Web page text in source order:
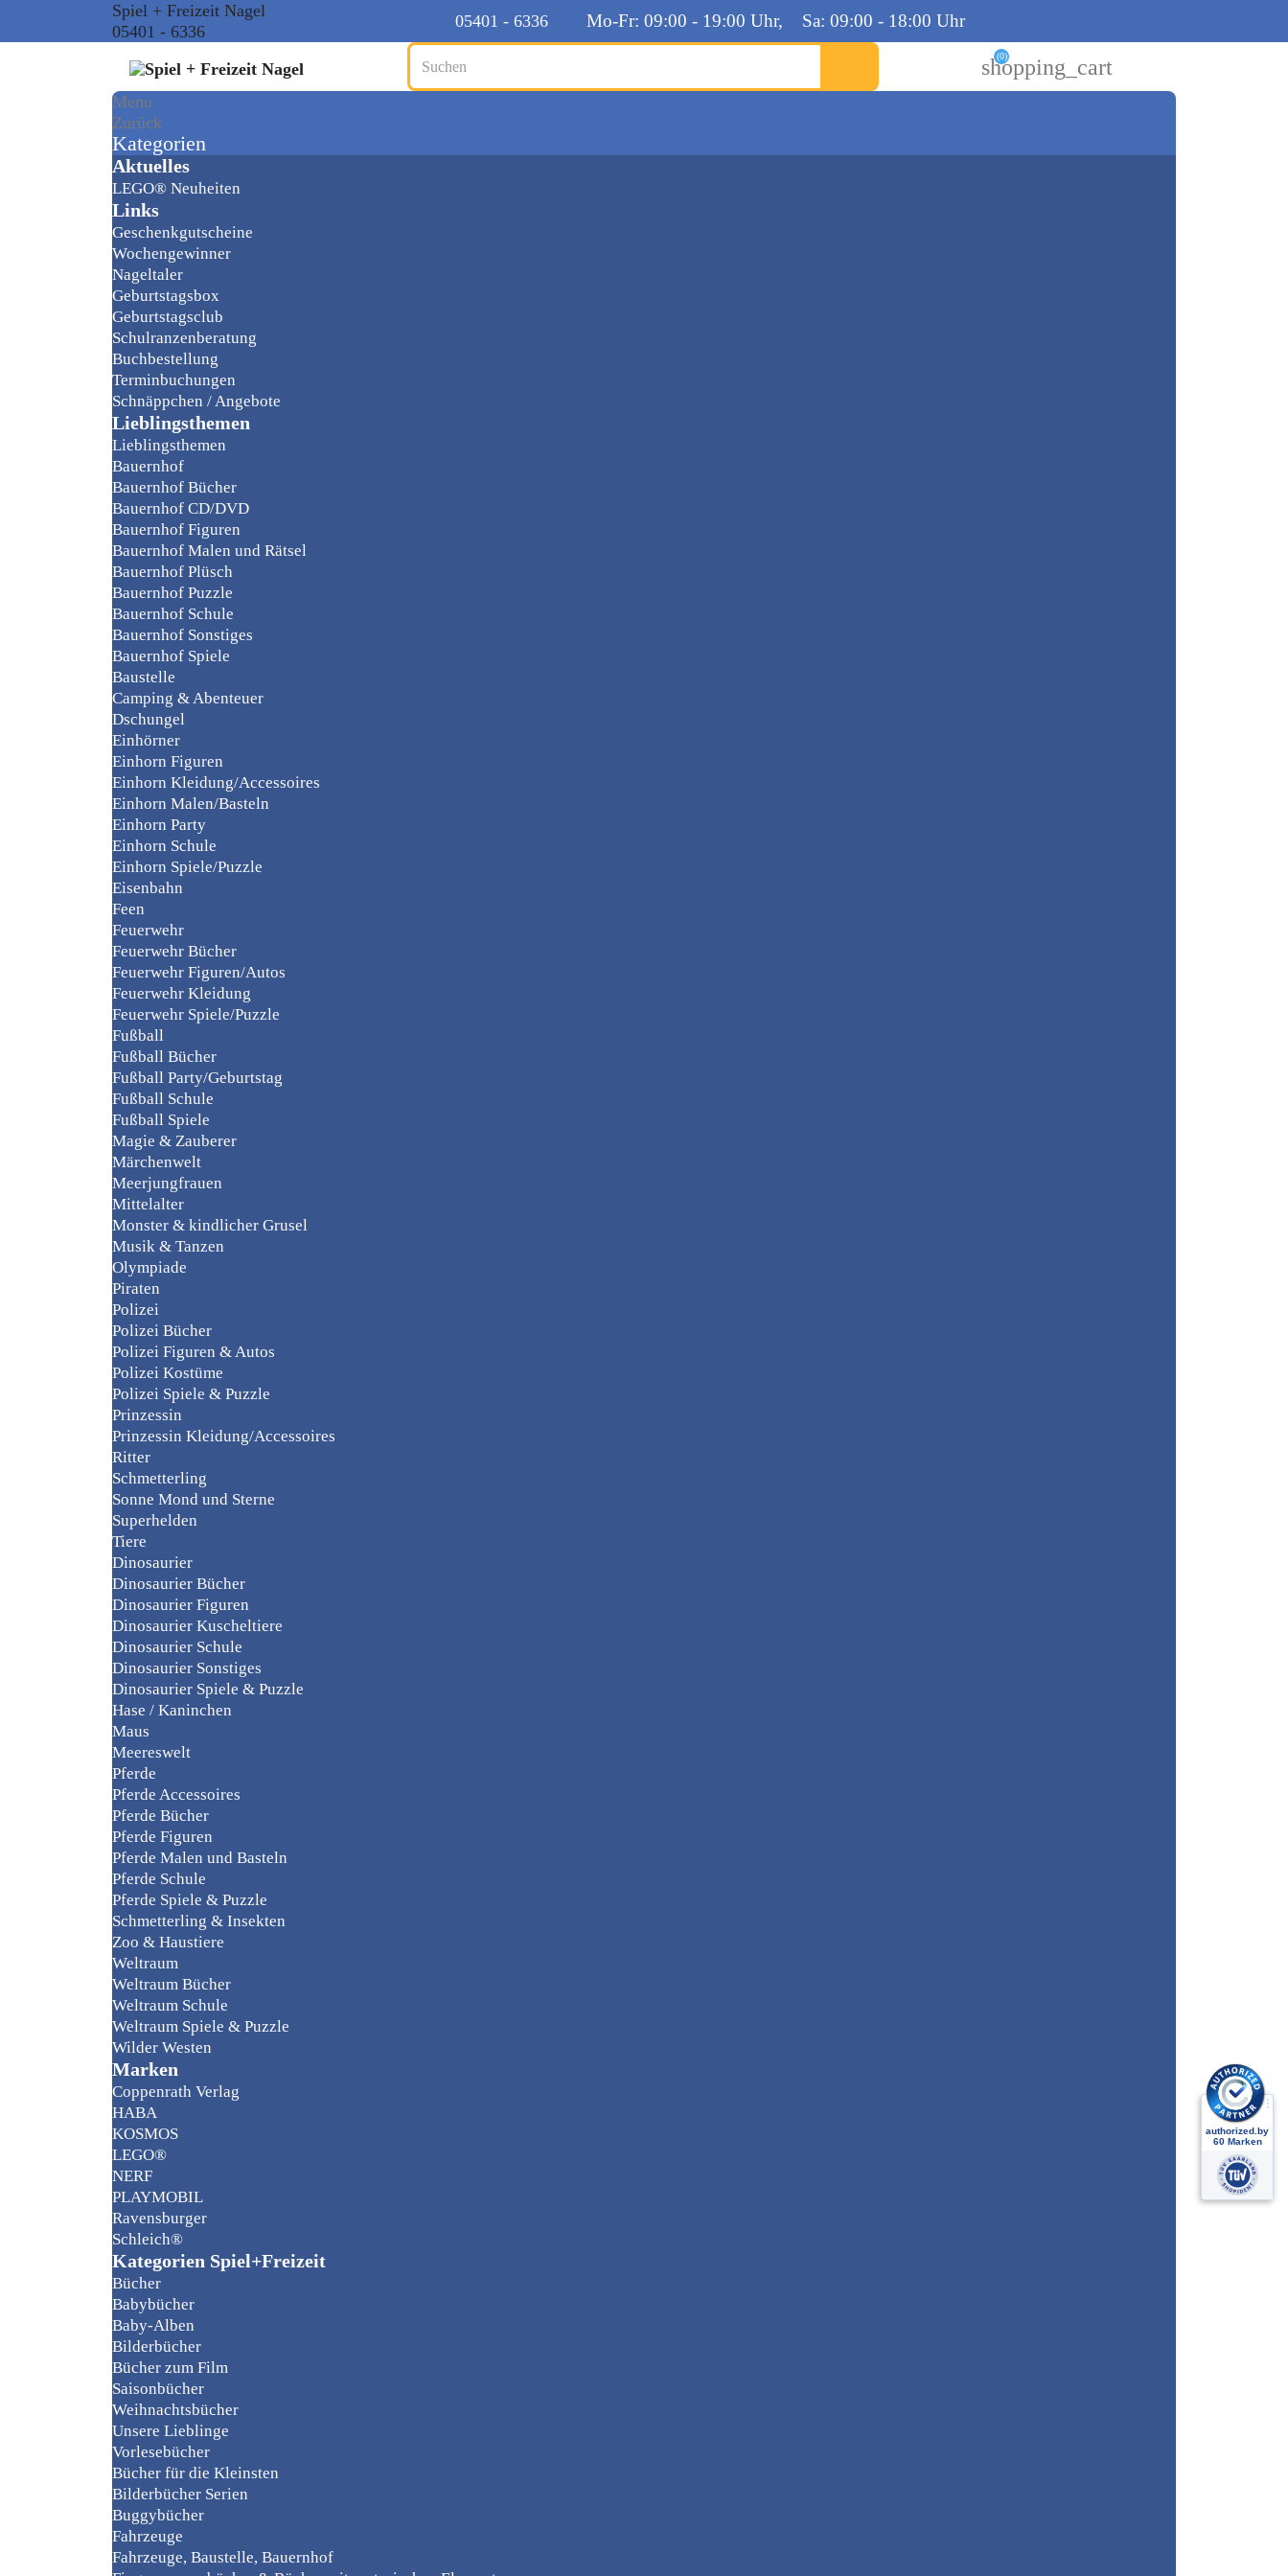
Spiel + Freizeit Nagel
05401 - 6336
05401 - 6336 Mo-Fr: 09:00 - 19:00 Uhr, Sa: 09:00 - 18:00 Uhr
shopping_cart
(0)
Menu
Zurück
Kategorien
Aktuelles
LEGO® Neuheiten
Links
Geschenkgutscheine
Wochengewinner
Nageltaler
Geburtstagsbox
Geburtstagsclub
Schulranzenberatung
Buchbestellung
Terminbuchungen
Schnäppchen / Angebote
Lieblingsthemen
Lieblingsthemen
Bauernhof
Bauernhof Bücher
Bauernhof CD/DVD
Bauernhof Figuren
Bauernhof Malen und Rätsel
Bauernhof Plüsch
Bauernhof Puzzle
Bauernhof Schule
Bauernhof Sonstiges
Bauernhof Spiele
Baustelle
Camping & Abenteuer
Dschungel
Einhörner
Einhorn Figuren
Einhorn Kleidung/Accessoires
Einhorn Malen/Basteln
Einhorn Party
Einhorn Schule
Einhorn Spiele/Puzzle
Eisenbahn
Feen
Feuerwehr
Feuerwehr Bücher
Feuerwehr Figuren/Autos
Feuerwehr Kleidung
Feuerwehr Spiele/Puzzle
Fußball
Fußball Bücher
Fußball Party/Geburtstag
Fußball Schule
Fußball Spiele
Magie & Zauberer
Märchenwelt
Meerjungfrauen
Mittelalter
Monster & kindlicher Grusel
Musik & Tanzen
Olympiade
Piraten
Polizei
Polizei Bücher
Polizei Figuren & Autos
Polizei Kostüme
Polizei Spiele & Puzzle
Prinzessin
Prinzessin Kleidung/Accessoires
Ritter
Schmetterling
Sonne Mond und Sterne
Superhelden
Tiere
Dinosaurier
Dinosaurier Bücher
Dinosaurier Figuren
Dinosaurier Kuscheltiere
Dinosaurier Schule
Dinosaurier Sonstiges
Dinosaurier Spiele & Puzzle
Hase / Kaninchen
Maus
Meereswelt
Pferde
Pferde Accessoires
Pferde Bücher
Pferde Figuren
Pferde Malen und Basteln
Pferde Schule
Pferde Spiele & Puzzle
Schmetterling & Insekten
Zoo & Haustiere
Weltraum
Weltraum Bücher
Weltraum Schule
Weltraum Spiele & Puzzle
Wilder Westen
Marken
Coppenrath Verlag
HABA
KOSMOS
LEGO®
NERF
PLAYMOBIL
Ravensburger
Schleich®
Kategorien Spiel+Freizeit
Bücher
Babybücher
Baby-Alben
Bilderbücher
Bücher zum Film
Saisonbücher
Weihnachtsbücher
Unsere Lieblinge
Vorlesebücher
Bücher für die Kleinsten
Bilderbücher Serien
Buggybücher
Fahrzeuge
Fahrzeuge, Baustelle, Bauernhof